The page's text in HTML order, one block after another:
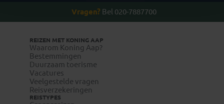
Vragen? Bel 020-7887700
REIZEN MET KONING AAP
Waarom Koning Aap?
Bestemmingen
Duurzaam toerisme
Vacatures
Veelgestelde vragen
Reisverzekeringen
REISTYPES